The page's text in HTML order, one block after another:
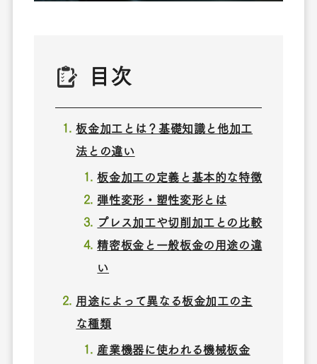
目次
板金加工とは？基礎知識と他加工
法との違い
板金加工の定義と基本的な特徴
弾性変形・塑性変形とは
プレス加工や切削加工との比較
精密板金と一般板金の用途の違
い
用途によって異なる板金加工の主
な種類
産業機器に使われる機械板金